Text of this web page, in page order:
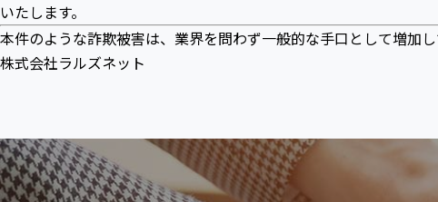
いたします。
本件のような詐欺被害は、業界を問わず一般的な手口として増加
株式会社ラルズネット